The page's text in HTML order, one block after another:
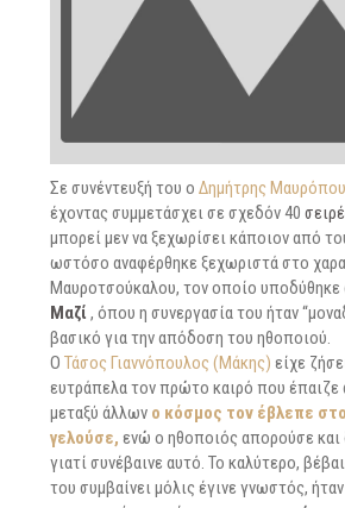
Σε συνέντευξή του ο Δημήτρης
έχοντας συμμετάσχει σε σχεδόν 40
μπορεί μεν να ξεχωρίσει κάποιον από
ωστόσο αναφέρθηκε ξεχωριστά στο
Μαυροτσούκαλου, τον οποίο υποδύθηκε
Μαζί , όπου η συνεργασία του ήταν
βασικό για την απόδοση του ηθοποιού.
Ο Τάσος Γιαννόπουλος (Μάκης) είχε
ευτράπελα τον πρώτο καιρό που έπαιζε
μεταξύ άλλων ο κόσμος τον έβλεπε
γελούσε, ενώ ο ηθοποιός απορούσε και
γιατί συνέβαινε αυτό. Το καλύτερο,
του συμβαίνει μόλις έγινε γνωστός,